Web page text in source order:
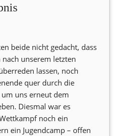
beide nicht gedacht, dass
unserem letzten
lassen, noch
quer durch die
uns erneut dem
Diesmal war es
noch ein
ein Jugendcamp – offen